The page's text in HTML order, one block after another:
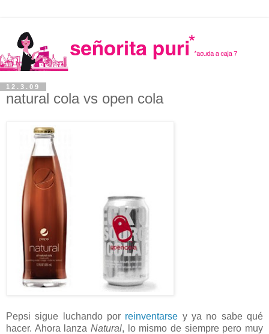
12.3.09
natural cola vs open cola
Pepsi sigue luchando por reinventarse y ya no sabe qué
hacer. Ahora lanza Natural, lo mismo de siempre pero muy